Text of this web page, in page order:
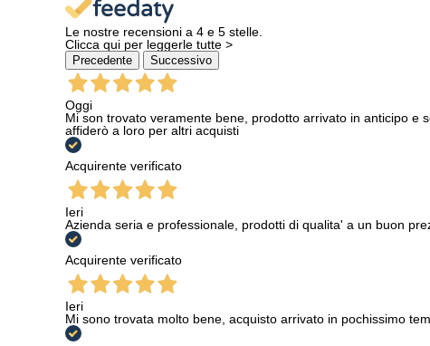
Le nostre recensioni a 4 e 5 stelle.
Clicca qui per leggerle tutte >
Precedente Successivo
Oggi
Mi son trovato veramente bene, prodotto arrivato in anticipo e
affiderò a loro per altri acquisti
Acquirente verificato
Ieri
Azienda seria e professionale, prodotti di qualita' a un buon
Acquirente verificato
Ieri
Mi sono trovata molto bene, acquisto arrivato in pochissimo